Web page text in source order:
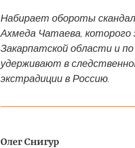
Набирает обороты скандал
Ахмеда Чатаева, которого
Закарпатской области и
удерживают в
экстрадиции в Россию.
Олег Снигур